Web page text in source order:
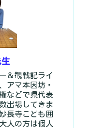
＆観戦記ライ
アマ本因坊・
などで県代表
出場してきま
長寺こども囲
人の方は個人